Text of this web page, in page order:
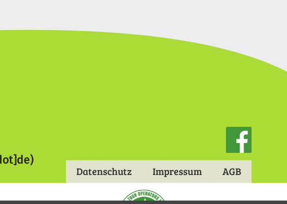
Footermenu
Datenschutz Impressum AGB